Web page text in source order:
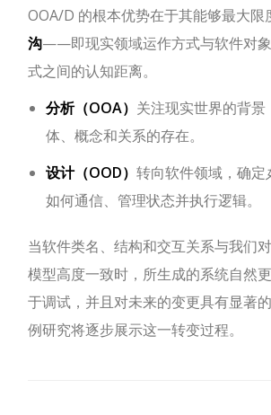
OOA/D 的根本优势在于其能够最大限
沟——即现实领域运作方式与软件对
式之间的认知距离。
分析（OOA） 关注现实世界的背景
体、概念和关系的存在。
设计（OOD）转向软件领域，确定
如何通信、管理状态并执行逻辑。
当软件类名、结构和交互关系与我们
模型高度一致时，所生成的系统自然
于调试，并且对未来的变更具有显著
例研究将逐步展示这一转变过程。